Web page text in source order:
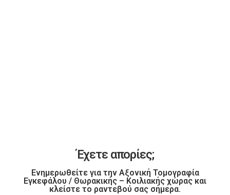
Έχετε απορίες;
Ενημερωθείτε για την Αξονική Τομογραφία
Εγκεφάλου / Θωρακικής – Κοιλιακής χώρας και
κλείστε το ραντεβού σας σήμερα.